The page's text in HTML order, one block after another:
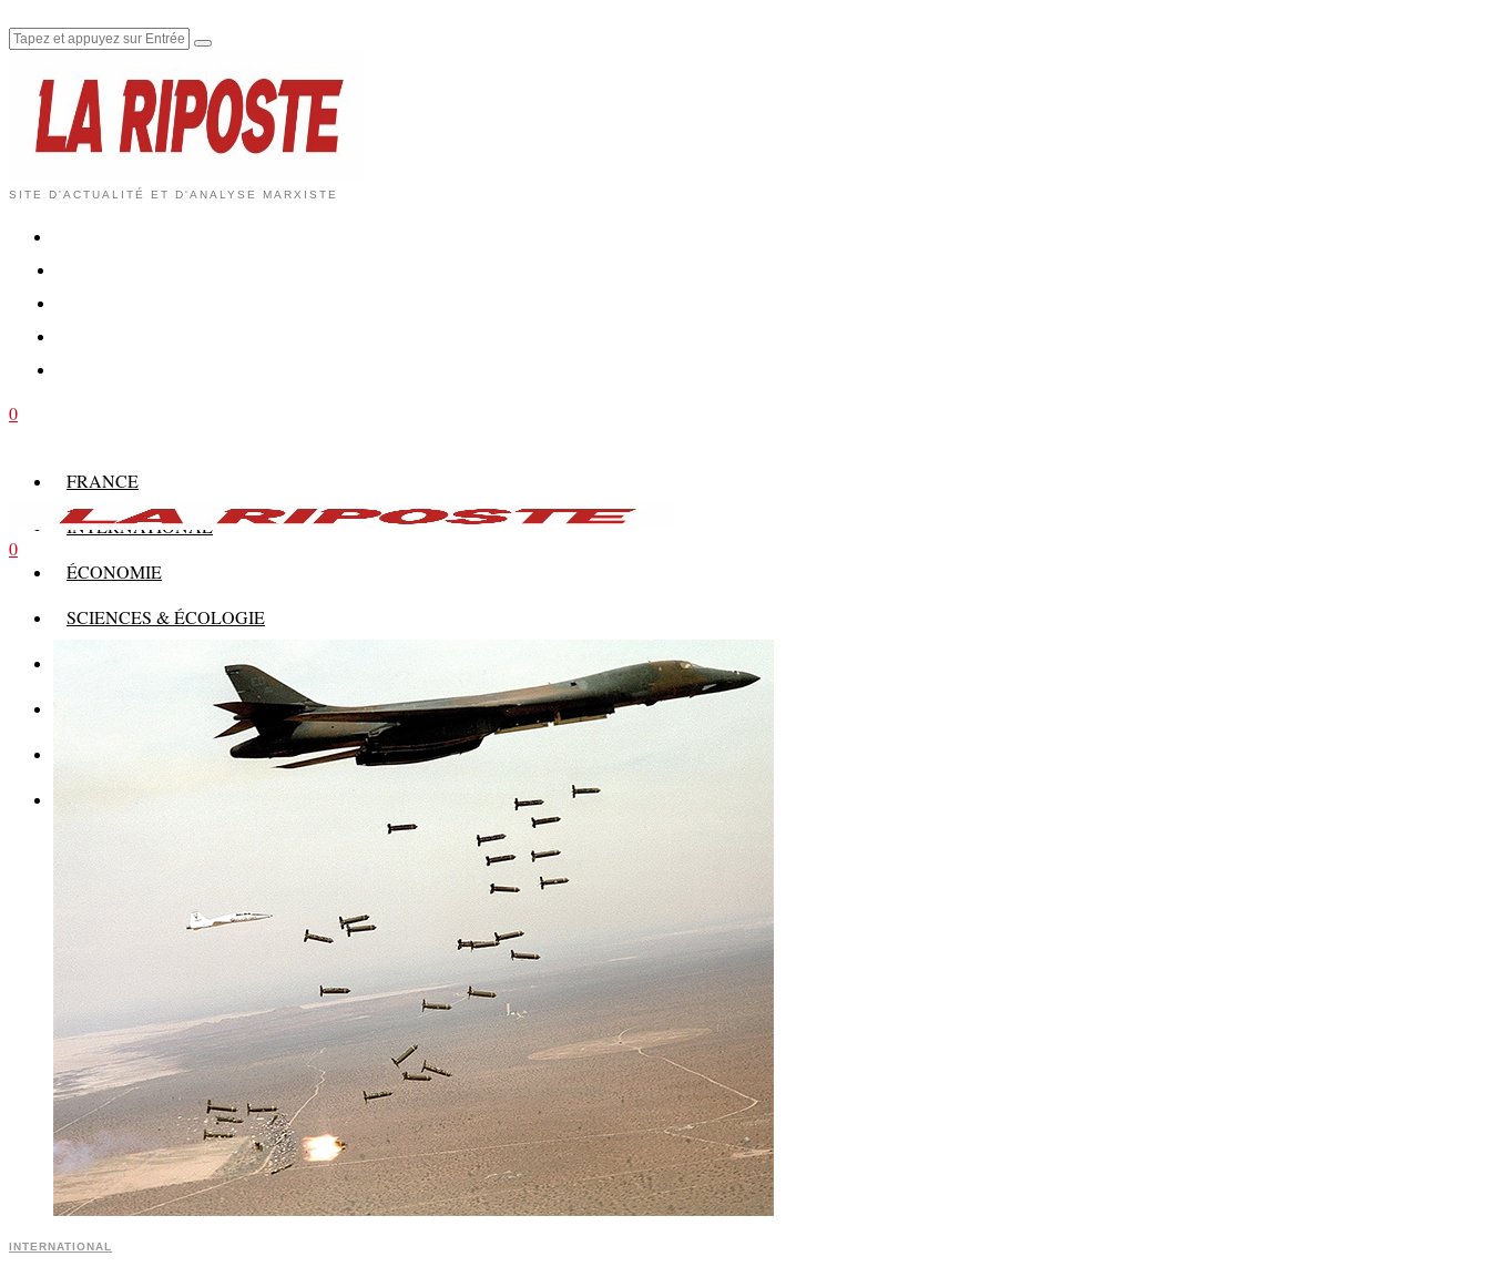
SITE D'ACTUALITÉ ET D'ANALYSE MARXISTE
0
FRANCE
INTERNATIONAL
ÉCONOMIE
SCIENCES & ÉCOLOGIE
MULTIMÉDIAS
0
INTERNATIONAL